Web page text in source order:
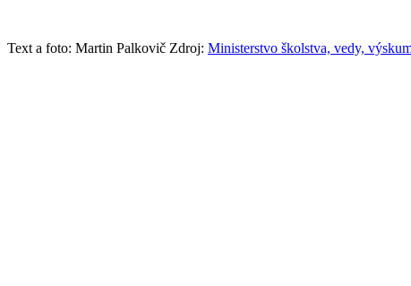
Text a foto: Martin Palkovič Zdroj: Ministerstvo školstva, vedy,